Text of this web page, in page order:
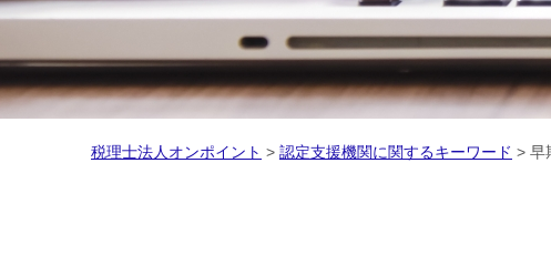
税理士法人オンポイント > 認定支援機関に関するキーワード > 早